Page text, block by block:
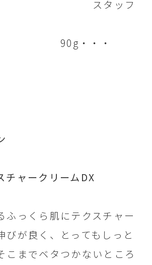
ッフ
・・・
ークリームDX
ふっくら肌にテクスチャー
びが良く、とってもしっと
こまでベタつかないところ